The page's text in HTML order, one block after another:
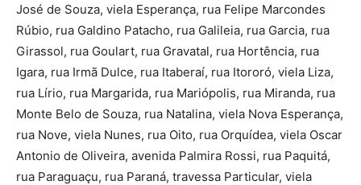
José de Souza, viela Esperança, rua Felipe Marcondes
Rúbio, rua Galdino Patacho, rua Galileia, rua Garcia, rua
Girassol, rua Goulart, rua Gravatal, rua Hortência, rua
Igara, rua Irmã Dulce, rua Itaberaí, rua Itororó, viela Liza,
rua Lírio, rua Margarida, rua Mariópolis, rua Miranda, rua
Monte Belo de Souza, rua Natalina, viela Nova Esperança,
rua Nove, viela Nunes, rua Oito, rua Orquídea, viela Oscar
Antonio de Oliveira, avenida Palmira Rossi, rua Paquitá,
rua Paraguaçu, rua Paraná, travessa Particular, viela